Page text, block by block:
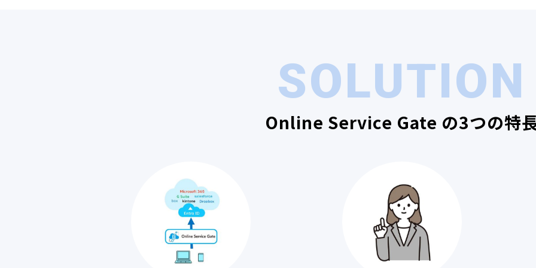
SOLUTION
Online Service Gate の3つの特